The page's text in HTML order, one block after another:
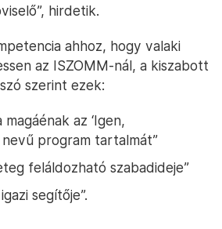
hirdetik.
ahhoz, hogy valaki
az ISZOMM-nál, a kiszabott
szerint ezek:
magáénak az ‘Igen,
nevű program tartalmát”
feláldozható szabadideje”
segítője”.